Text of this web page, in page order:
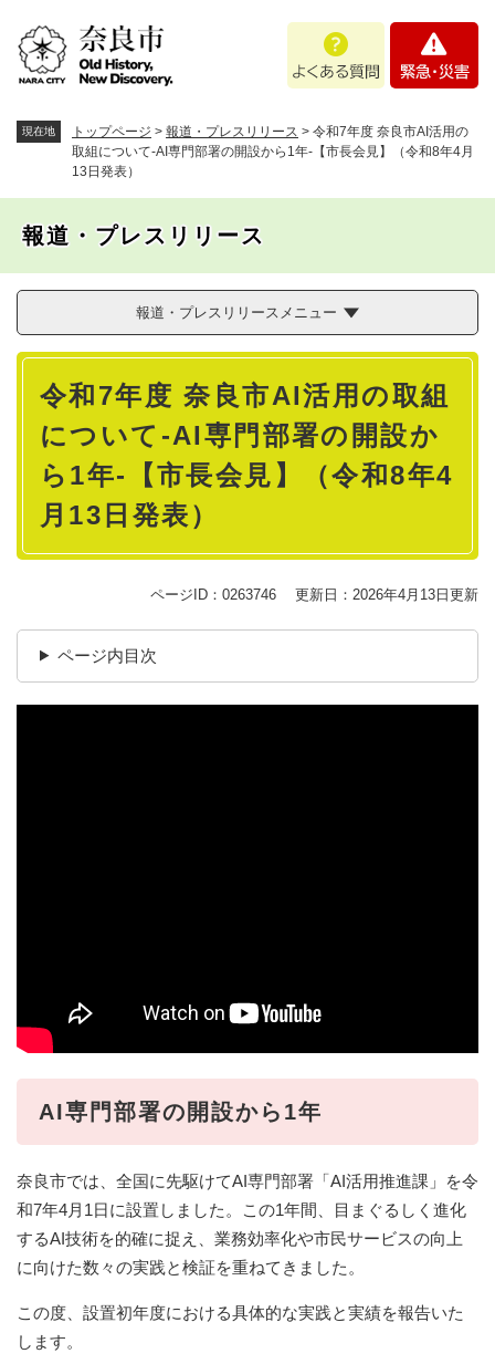
。
あ
問
・
現在地 トップページ > 報道・プレスリリース > 令和7年度 奈良市AI活用の
取組について-AI専門部署の開設から1年-【市長会見】（令和8年4月
13日発表）
報道・プレスリリース
報道・プレスリリースメニュー
本
令和7年度 奈良市AI活用の取組
について-AI専門部署の開設か
ら1年-【市長会見】（令和8年4
月13日発表）
ページID：0263746 更新日：2026年4月13日更新
ページ内目次
AI専門部署の開設から1年
奈良市では、全国に先駆けてAI専門部署「AI活用推進課」を令
和7年4月1日に設置しました。この1年間、目まぐるしく進化
するAI技術を的確に捉え、業務効率化や市民サービスの向上
に向けた数々の実践と検証を重ねてきました。
この度、設置初年度における具体的な実践と実績を報告いた
します。